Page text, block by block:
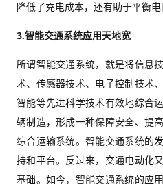
降低了充电成本，还有助于平衡电
3.智能交通系统应用天地宽
所谓智能交通系统，就是将信息
术、传感器技术、电子控制技术
智能等先进科学技术有效地综合
辆制造，形成一种保障安全、提
综合运输系统。智能交通系统的
持和平台。反过来，交通电动化
基础。如今，智能交通系统的应